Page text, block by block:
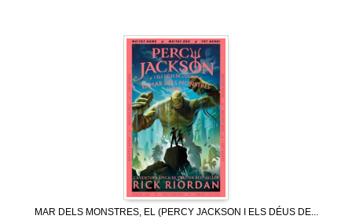
MAR DELS MONSTRES, EL (PERCY JACKSON I ELS DÉUS DE...